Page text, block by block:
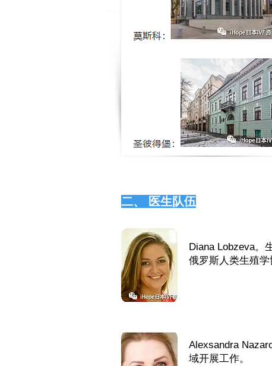
二、 医生队伍
Diana Lobzeva。
俄罗斯人类生殖学
Alexsandra
域开展工作。